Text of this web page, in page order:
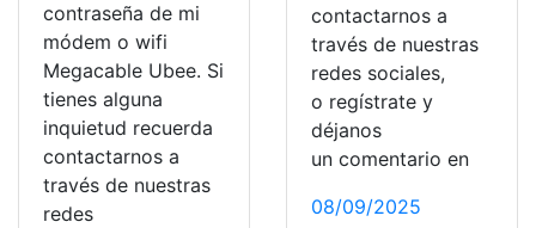
contraseña de mi
módem o wifi
Megacable Ubee. Si
tienes alguna
inquietud recuerda
contactarnos a
través de nuestras
redes
contactarnos a
través de nuestras
redes sociales,
o regístrate y
déjanos
un comentario en
08/09/2025